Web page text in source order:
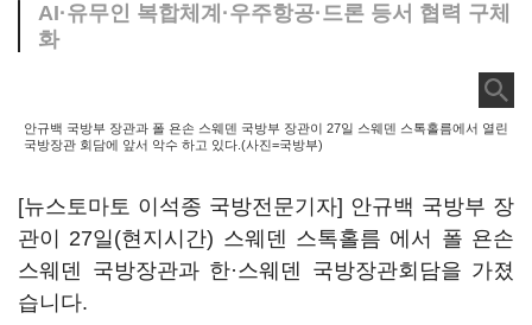
AI·유무인 복합체계·우주항공·드론 등서 협력 구체
화
안규백 국방부 장관과 폴 욘손 스웨덴 국방부 장관이 27일 스웨덴 스톡홀름에서 열린
국방장관 회담에 앞서 악수 하고 있다.(사진=국방부)
[뉴스토마토 이석종 국방전문기자] 안규백 국방부 장
관이 27일(현지시간) 스웨덴 스톡홀름 에서 폴 욘손
스웨덴 국방장관과 한·스웨덴 국방장관회담을 가졌
습니다.